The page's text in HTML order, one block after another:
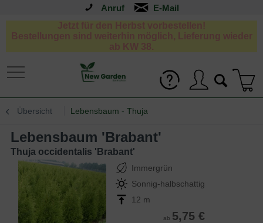
Anruf
Jetzt für den Herbst vorbestellen!
Bestellungen sind weiterhin möglich, Lieferung wieder
ab KW 38.
Übersicht Lebensbaum - Thuja
Lebensbaum 'Brabant'
Thuja occidentalis 'Brabant'
Immergrün
Sonnig-halbschattig
12 m
ab 5,75 €